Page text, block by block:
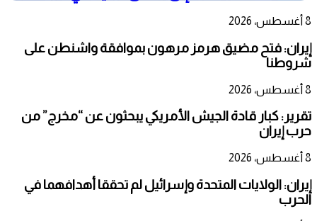
8 أغسطس، 2026
إيران: فتح مضيق هرمز مرهون بموافقة واشنطن على
شروطنا
8 أغسطس، 2026
تقرير: كبار قادة الجيش الأمريكي يبحثون عن “مخرج” من
حرب إيران
8 أغسطس، 2026
إيران: الولايات المتحدة وإسرائيل لم تحققا أهدافهما في
الحرب